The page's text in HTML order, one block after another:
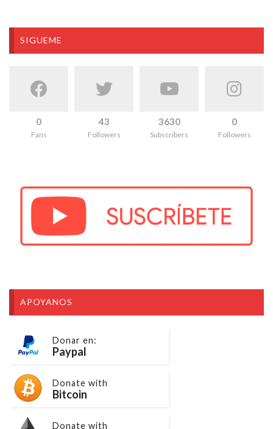
SIGUEME
0
Fans
43
Followers
3630
Subscribers
0
Followers
APOYANOS
Donar en:
Paypal
Donate with
Bitcoin
Donate with